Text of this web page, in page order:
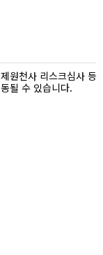
원천사 리스크심사 등
될 수 있습니다.